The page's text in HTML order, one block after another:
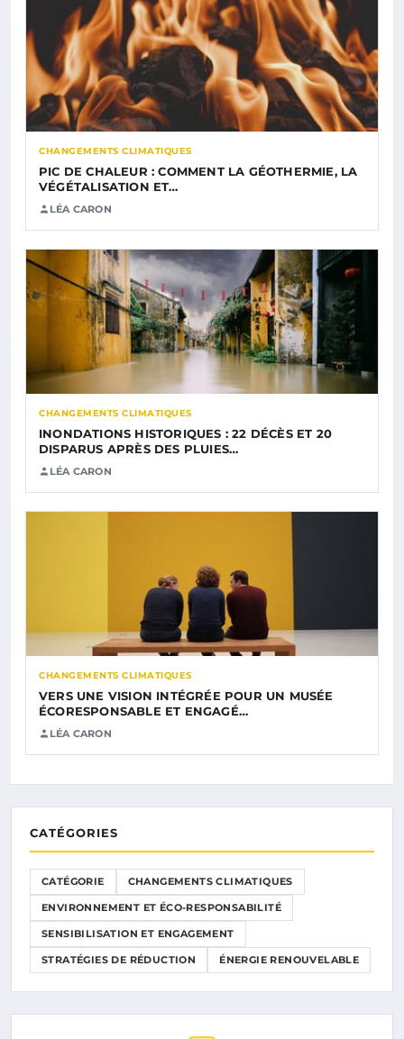
CHANGEMENTS CLIMATIQUES
PIC DE CHALEUR : COMMENT LA GÉOTHERMIE, LA
VÉGÉTALISATION ET…
LÉA CARON
CHANGEMENTS CLIMATIQUES
INONDATIONS HISTORIQUES : 22 DÉCÈS ET 20
DISPARUS APRÈS DES PLUIES…
LÉA CARON
CHANGEMENTS CLIMATIQUES
VERS UNE VISION INTÉGRÉE POUR UN MUSÉE
ÉCORESPONSABLE ET ENGAGÉ…
LÉA CARON
CATÉGORIES
CATÉGORIE CHANGEMENTS CLIMATIQUES
ENVIRONNEMENT ET ÉCO-RESPONSABILITÉ
SENSIBILISATION ET ENGAGEMENT
STRATÉGIES DE RÉDUCTION ÉNERGIE RENOUVELABLE